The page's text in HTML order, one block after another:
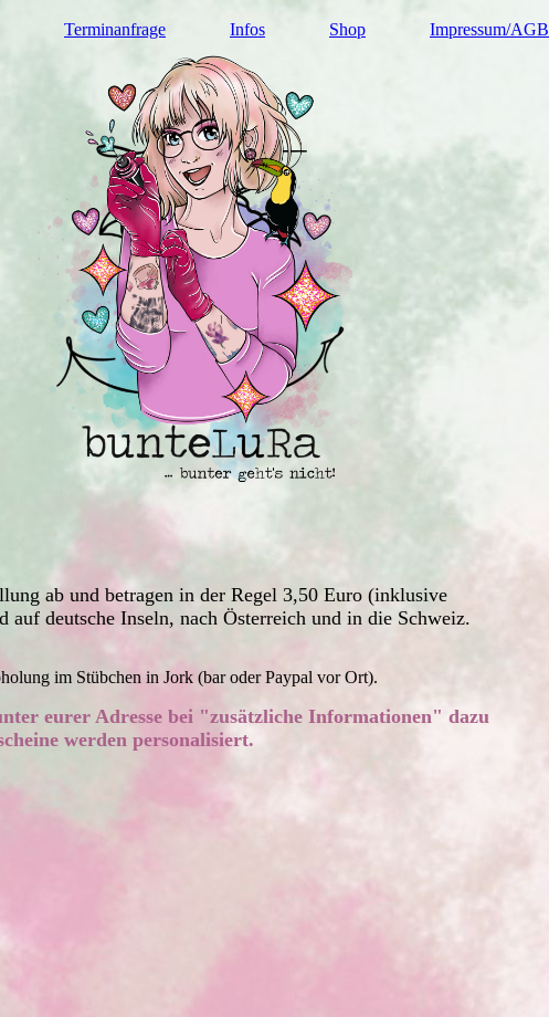
Terminanfrage Infos Shop Impressum/AGB
ab und betragen in der Regel 3,50 Euro (inklusive
auf deutsche Inseln, nach Österreich und in die Schweiz.
im Stübchen in Jork (bar oder Paypal vor Ort).
eurer Adresse bei "zusätzliche Informationen" dazu
werden personalisiert.